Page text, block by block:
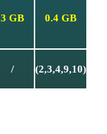
3 GB 0.4 GB
/ (2,3,4,9,10)